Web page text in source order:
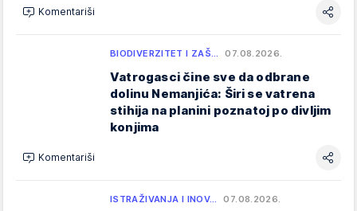
Komentariši
BIODIVERZITET I ZAŠ… 07.08.2026.
Vatrogasci čine sve da odbrane
dolinu Nemanjića: Širi se vatrena
stihija na planini poznatoj po divljim
konjima
Komentariši
ISTRAŽIVANJA I INOV… 07.08.2026.